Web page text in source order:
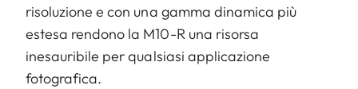
risoluzione e con una gamma dinamica più
estesa rendono la M10-R una risorsa
inesauribile per qualsiasi applicazione
fotografica.